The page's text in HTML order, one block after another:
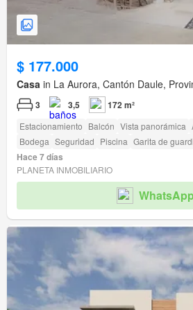
$ 177.000
Casa in La Aurora, Cantón Daule,
3 3,5 172 m²
Estacionamiento Balcón Vista panorámica
Bodega Seguridad Piscina Garita de
Hace 7 días
PLANETA INMOBILIARIO
WhatsApp